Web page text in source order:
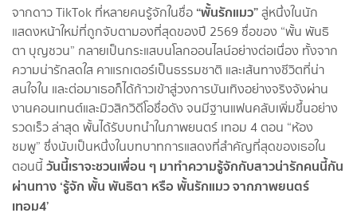
จากดาว TikTok ที่หลายคนรู้จักในชื่อ “พั้นรักแมว”สู่หนึ่งในนัก
แสดงหน้าใหม่ที่ถูกจับตามองที่สุดของปี 2569 ชื่อของ “พั้น พันธิ
ตา บุญชวน” กลายเป็นกระแสบนโลกออนไลน์อย่างต่อเนื่อง ทั้งจาก
ความน่ารักสดใส คาแรกเตอร์เป็นธรรมชาติ และเส้นทางชีวิตที่น่า
สนใจใน และต่อมาเธอก็ได้ก้าวเข้าสู่วงการบันเทิงอย่างจริงจังผ่าน
งานคอนเทนต์และมิวสิกวิดีโอชื่อดัง จนมีฐานแฟนคลับเพิ่มขึ้นอย่าง
รวดเร็ว ล่าสุด พั้นได้รับบทนำในภาพยนตร์ เทอม 4 ตอน “ห้อง
ชมพู” ซึ่งนับเป็นหนึ่งในบทบาทการแสดงที่สำคัญที่สุดของเธอใน
ตอนนี้ วันนี้เราจะชวนเพื่อน ๆ มาทำความรู้จักกับสาวน่ารักคนนี้กัน
ผ่านทาง ‘รู้จัก พั้น พันธิตา หรือ พั้นรักแมว จากภาพยนตร์
เทอม4’